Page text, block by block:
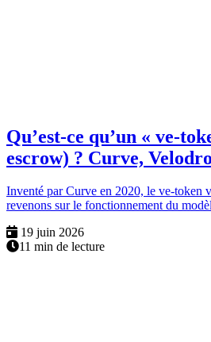
Qu’est-ce qu’un « ve-
escrow) ? Curve,
Inventé par Curve en 2020, le ve-token
revenons sur le fonctionnement du
19 juin 2026
11 min de lecture